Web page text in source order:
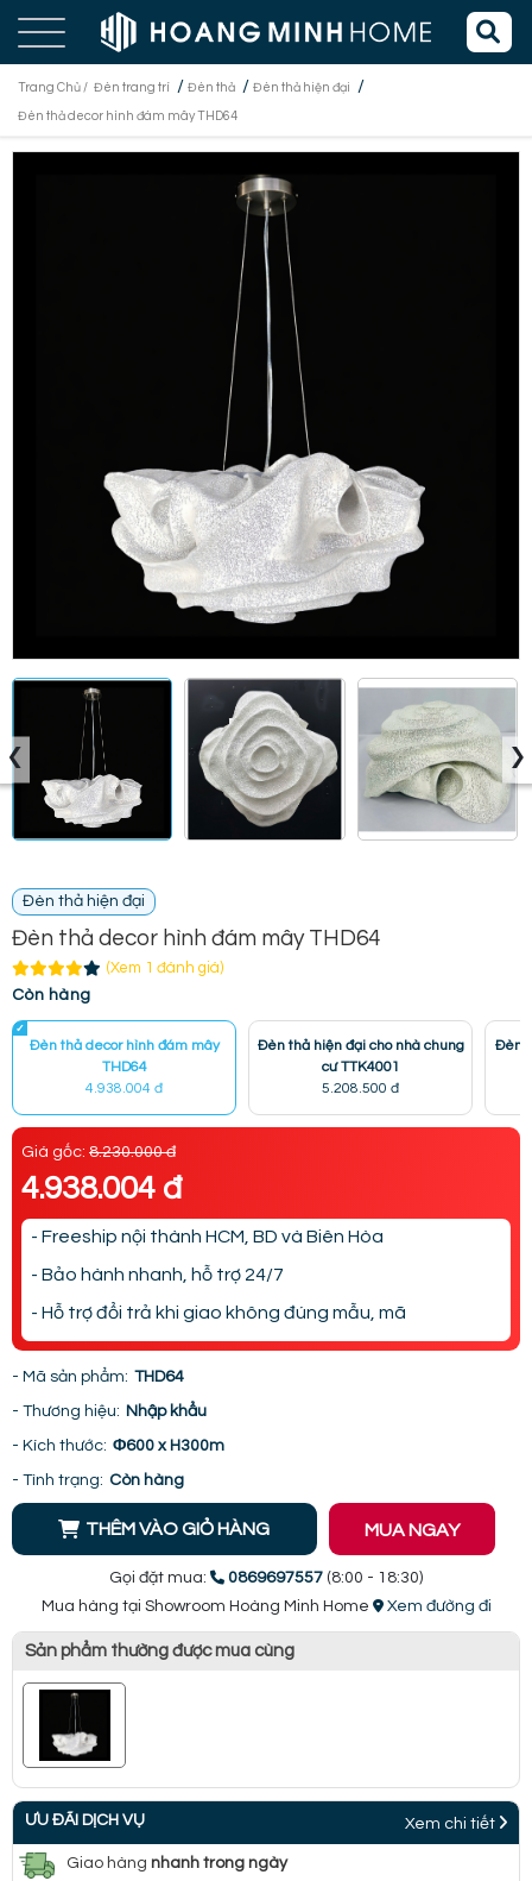
Trang Chủ / Đèn trang trí / Đèn thả / Đèn thả hiện đại /
Đèn thả decor hình đám mây THD64
‹ ›
Đèn thả hiện đại
Đèn thả decor hình đám mây THD64
(Xem 1 đánh giá)
Còn hàng
Đèn thả decor hình đám mây
THD64
4.938.004 đ
Đèn thả hiện đại cho nhà chung
cư TTK4001
5.208.500 đ
Đèn
Giá gốc: 8.230.000 đ
4.938.004 đ
- Freeship nội thành HCM, BD và Biên Hòa
- Bảo hành nhanh, hỗ trợ 24/7
- Hỗ trợ đổi trả khi giao không đúng mẫu, mã
- Mã sản phẩm: THD64
- Thương hiệu: Nhập khẩu
- Kích thước: Φ600 x H300m
- Tình trạng: Còn hàng
THÊM VÀO GIỎ HÀNG MUA NGAY
Gọi đặt mua: 0869697557 (8:00 - 18:30)
Mua hàng tại Showroom Hoàng Minh Home
Xem đường đi
Sản phẩm thường được mua cùng
ƯU ĐÃI DỊCH VỤ Xem chi tiết
Giao hàng nhanh trong ngày